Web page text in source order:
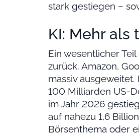
stark gestiegen –
KI: Mehr
Ein wesentlicher
zurück. Amazon,
massiv
100 Milliarden US-
im Jahr 2026
auf nahezu 1,6
Börsenthema oder